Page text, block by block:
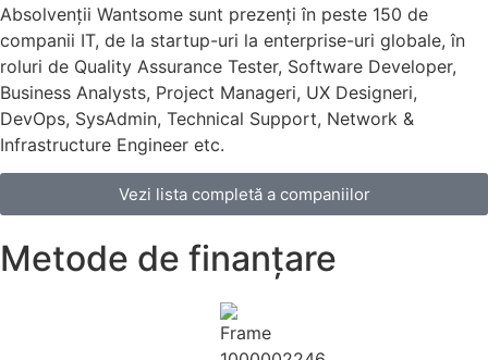
Absolvenții Wantsome sunt prezenți în peste 150 de
companii IT, de la startup-uri la enterprise-uri globale, în
roluri de Quality Assurance Tester, Software Developer,
Business Analysts, Project Manageri, UX Designeri,
DevOps, SysAdmin, Technical Support, Network &
Infrastructure Engineer etc.
Vezi lista completă a companiilor
Metode de finanțare